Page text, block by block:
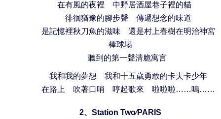
在有風的夜裡 中野居酒屋巷子裡的貓
徘徊猶豫的腳步聲 傳遞想念的味道
是記憶裡秋刀魚的滋味 還是村上春樹在明治神宮
棒球場
聽到的第一聲清脆寓言
我和我的夢想 我和十五歲勇敢的卡夫卡少年
在路上 吹著口哨 哼起歌來 啦啦啦……嗚……
2、 Station Two∕PARIS